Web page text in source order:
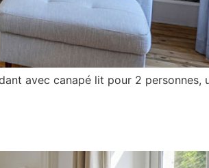
avec canapé lit pour 2 personnes,